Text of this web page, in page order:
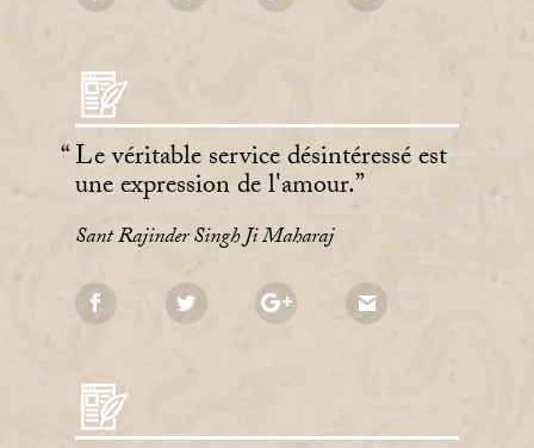
Le véritable service désintéressé est
une expression de l'amour.
Sant Rajinder Singh Ji Maharaj